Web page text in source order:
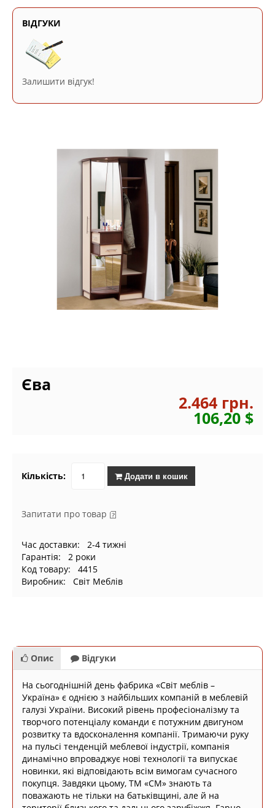
ВІДГУКИ
Залишити відгук!
Єва
2.464 грн.
106,20 $
Кількість: Додати в кошик
Запитати про товар
Час доставки: 2-4 тижні
Гарантія: 2 роки
Код товару: 4415
Виробник: Світ Меблів
Опис Відгуки
На сьогоднішній день фабрика «Світ меблів –
Україна» є однією з найбільших компаній в меблевій
галузі України. Високий рівень професіоналізму та
творчого потенціалу команди є потужним двигуном
розвитку та вдосконалення компанії. Тримаючи руку
на пульсі тенденцій меблевої індустрії, компанія
динамічно впроваджує нові технології та випускає
новинки, які відповідають всім вимогам сучасного
покупця. Завдяки цьому, ТМ «СМ» знають та
поважають не тільки на батьківщині, але й на